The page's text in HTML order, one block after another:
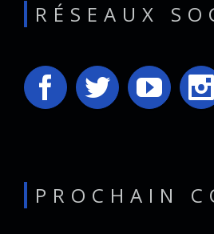
RÉSEAUX
PROCHAIN